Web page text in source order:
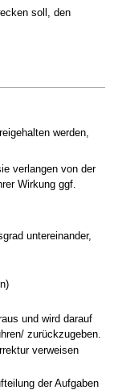
soll, den
werden,
verlangen von der
Wirkung ggf.
untereinander,
und wird darauf
zurückzugeben.
verweisen
der Aufgaben